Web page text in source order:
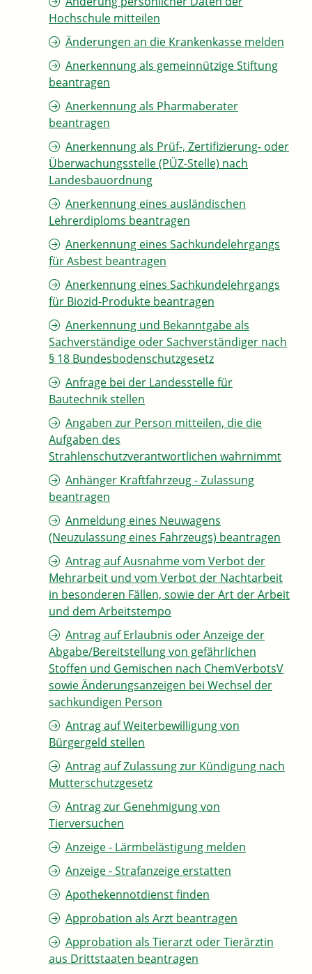
Hochschule mitteilen
Änderungen an die Krankenkasse melden
Anerkennung als gemeinnützige Stiftung
beantragen
Anerkennung als Pharmaberater
beantragen
Anerkennung als Prüf-, Zertifizierung- oder
Überwachungsstelle (PÜZ-Stelle) nach
Landesbauordnung
Anerkennung eines ausländischen
Lehrerdiploms beantragen
Anerkennung eines Sachkundelehrgangs
für Asbest beantragen
Anerkennung eines Sachkundelehrgangs
für Biozid-Produkte beantragen
Anerkennung und Bekanntgabe als
Sachverständige oder Sachverständiger nach
§ 18 Bundesbodenschutzgesetz
Anfrage bei der Landesstelle für
Bautechnik stellen
Angaben zur Person mitteilen, die die
Aufgaben des
Strahlenschutzverantwortlichen wahrnimmt
Anhänger Kraftfahrzeug - Zulassung
beantragen
Anmeldung eines Neuwagens
(Neuzulassung eines Fahrzeugs) beantragen
Antrag auf Ausnahme vom Verbot der
Mehrarbeit und vom Verbot der Nachtarbeit
in besonderen Fällen, sowie der Art der Arbeit
und dem Arbeitstempo
Antrag auf Erlaubnis oder Anzeige der
Abgabe/Bereitstellung von gefährlichen
Stoffen und Gemischen nach ChemVerbotsV
sowie Änderungsanzeigen bei Wechsel der
sachkundigen Person
Antrag auf Weiterbewilligung von
Bürgergeld stellen
Antrag auf Zulassung zur Kündigung nach
Mutterschutzgesetz
Antrag zur Genehmigung von
Tierversuchen
Anzeige - Lärmbelästigung melden
Anzeige - Strafanzeige erstatten
Apothekennotdienst finden
Approbation als Arzt beantragen
Approbation als Tierarzt oder Tierärztin
aus Drittstaaten beantragen